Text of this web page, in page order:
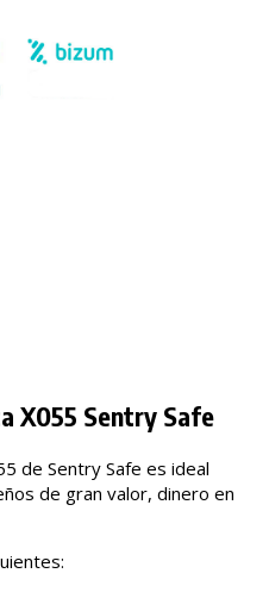
X055 Sentry Safe
de Sentry Safe es ideal
de gran valor, dinero en